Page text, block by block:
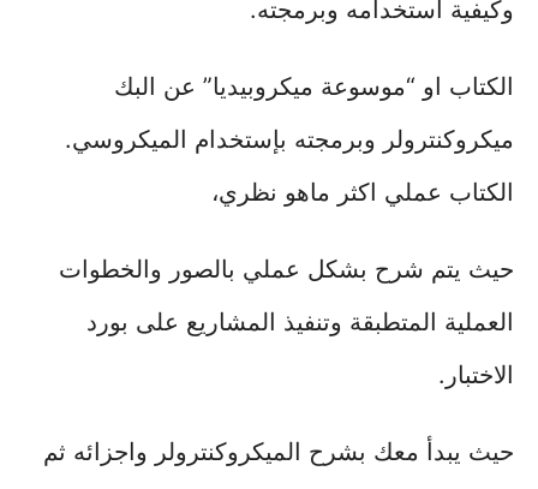
وكيفية استخدامه وبرمجته.
الكتاب او “موسوعة ميكروبيديا” عن البك
ميكروكنترولر وبرمجته بإستخدام الميكروسي.
الكتاب عملي اكثر ماهو نظري،
حيث يتم شرح بشكل عملي بالصور والخطوات
العملية المتطبقة وتنفيذ المشاريع على بورد
الاختبار.
حيث يبدأ معك بشرح الميكروكنترولر واجزائه ثم